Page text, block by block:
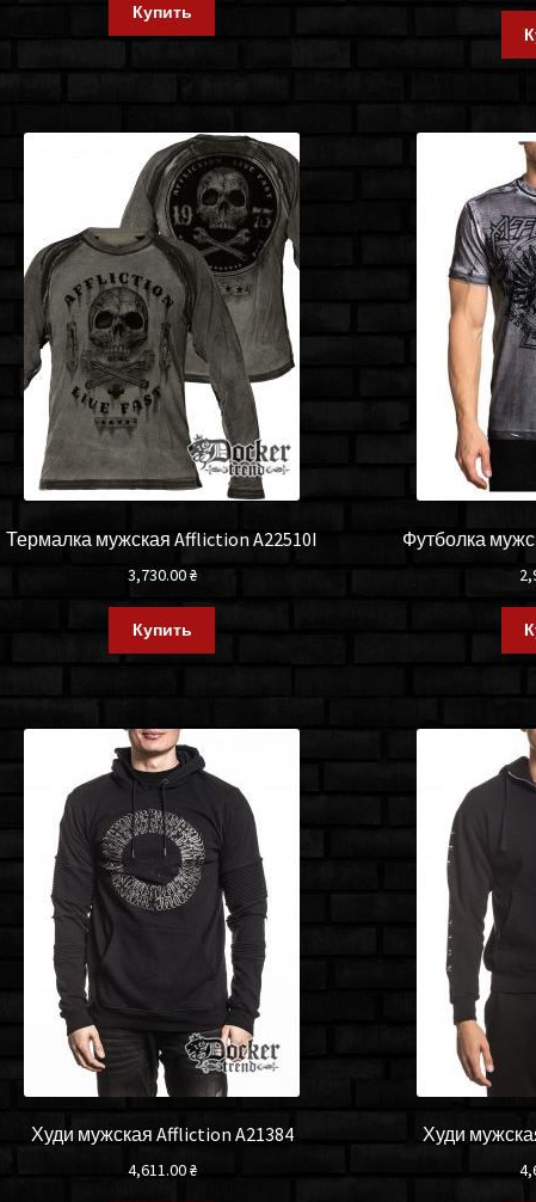
Купить
Термалка мужская Affliction A22510I
3,730.00₴
Купить
Футболка
Худи мужская Affliction A21384
4,611.00₴
Худи